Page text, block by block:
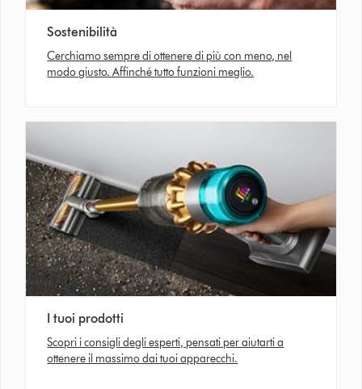
Sostenibilità
Cerchiamo sempre di ottenere di più con meno, nel
modo giusto. Affinché tutto funzioni meglio.
I tuoi prodotti
Scopri i consigli degli esperti, pensati per aiutarti a
ottenere il massimo dai tuoi apparecchi.